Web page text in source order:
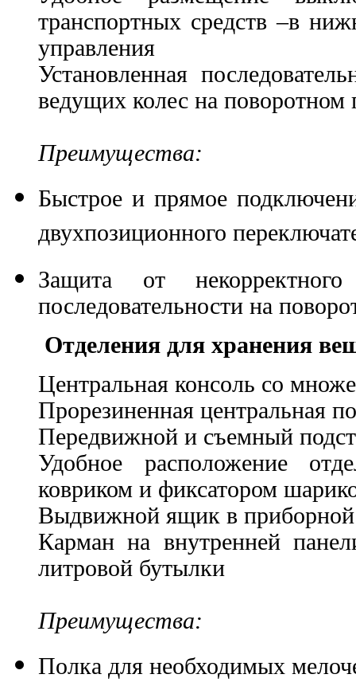
транспортных средств –в
управления
Установленная
ведущих колес на поворотном
Преимущества:
Быстрое и прямое
двухпозиционного
Защита от некорректного
последовательности на
Отделения для хранения
Центральная консоль со
Прорезиненная центральная
Передвижной и съемный
Удобное расположение
ковриком и фиксатором
Выдвижной ящик в
Карман на внутренней
литровой бутылки
Преимущества:
Полка для необходимых